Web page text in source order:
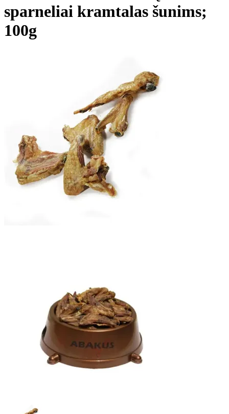
sparneliai kramtalas šunims;
100g